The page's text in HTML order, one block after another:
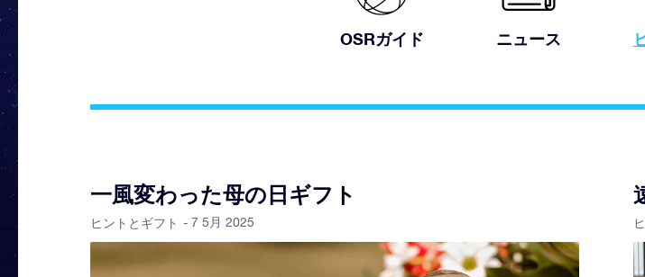
OSRガイド ニュース
一風変わった母の日ギフト
ヒントとギフト - 7 5月 2025